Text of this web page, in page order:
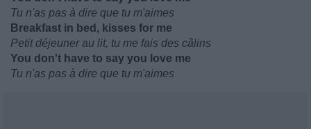
Tu n'as pas à dire que tu m'aimes
Breakfast in bed, kisses for me
Petit déjeuner au lit, tu me fais des câlins
You don't have to say you love me
Tu n'as pas à dire que tu m'aimes